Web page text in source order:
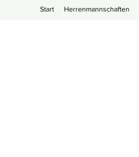
Start Herrenmannschaften